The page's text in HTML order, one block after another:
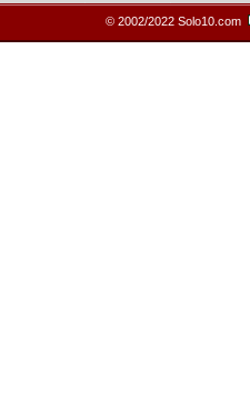
© 2002/2022 Solo10.com